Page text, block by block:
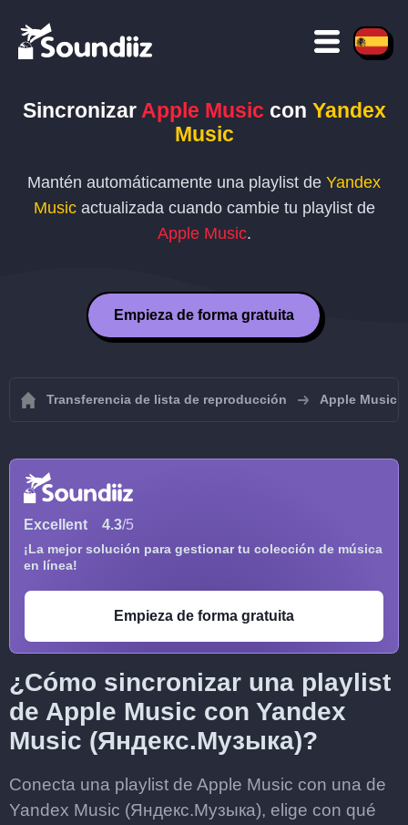
Sincronizar Apple Music con Yandex
Music
Mantén automáticamente una playlist de Yandex
Musicactualizada cuando cambie tu playlist de
Apple Music.
Empieza de forma gratuita
Transferencia de lista de reproducción Apple Music
Excellent 4.3/5
¡La mejor solución para gestionar tu colección de música
en línea!
Empieza de forma gratuita
¿Cómo sincronizar una playlist
de Apple Music con Yandex
Music (Яндекс.Музыка)?
Conecta una playlist de Apple Music con una de
Yandex Music (Яндекс.Музыка), elige con qué